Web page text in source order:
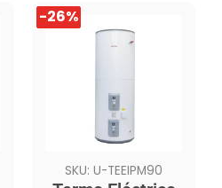
-26%
-26%
SKU: U-TEEIPM90
El
precio
$4.379.990.
El
precio
$3.249.990.